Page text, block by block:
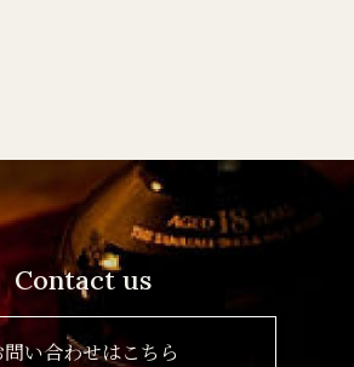
Contact us
い合わせはこちら